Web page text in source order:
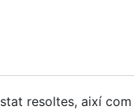
resoltes, així